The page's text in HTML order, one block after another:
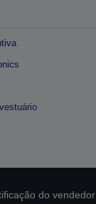
do vendedor